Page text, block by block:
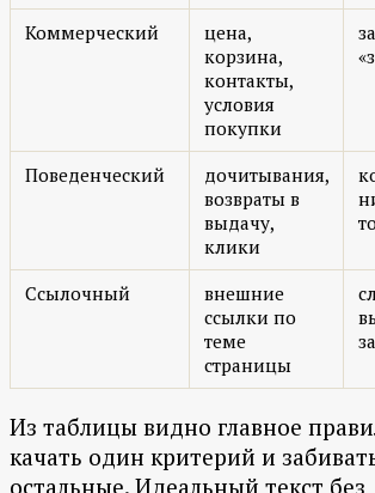
Коммерческий
цена,
корзина,
контакты,
условия
покупки
Поведенческий
дочитывания,
возвраты в
выдачу,
клики
Ссылочный
внешние
ссылки по
теме
страницы
Из таблицы видно главное
качать один критерий и
остальные. Идеальный текст без